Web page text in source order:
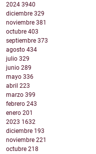
2024 3940
diciembre 329
noviembre 381
octubre 403
septiembre 373
agosto 434
julio 329
junio 289
mayo 336
abril 223
marzo 399
febrero 243
enero 201
2023 1632
diciembre 193
noviembre 221
octubre 218